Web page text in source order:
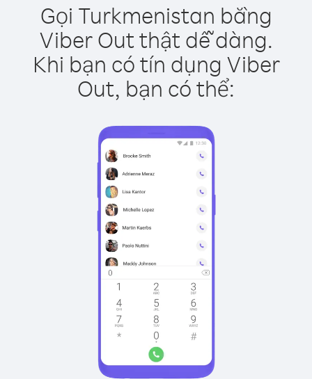
Gọi Turkmenistan bằng
Viber Out thật dễ dàng.
Khi bạn có tín dụng Viber
Out, bạn có thể: